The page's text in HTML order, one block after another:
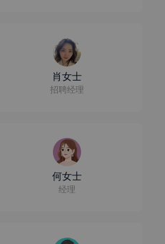
肖女士
招聘经理
何女士
经理